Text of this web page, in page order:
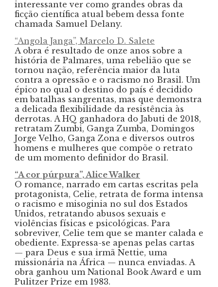
interessante ver como grandes obras da
ficção científica atual bebem dessa fonte
chamada Samuel Delany.
“Angola Janga”, Marcelo D. Salete
A obra é resultado de onze anos sobre a
história de Palmares, uma rebelião que se
tornou nação, referência maior da luta
contra a opressão e o racismo no Brasil. Um
épico no qual o destino do país é decidido
em batalhas sangrentas, mas que demonstra
a delicada flexibilidade da resistência às
derrotas. A HQ ganhadora do Jabuti de 2018,
retratam Zumbi, Ganga Zumba, Domingos
Jorge Velho, Ganga Zona e diversos outros
homens e mulheres que compõe o retrato
de um momento definidor do Brasil.
“A cor púrpura”, Alice Walker
O romance, narrado em cartas escritas pela
protagonista, Celie, retrata de forma intensa
o racismo e misoginia no sul dos Estados
Unidos, retratando abusos sexuais e
violências físicas e psicológicas. Para
sobreviver, Celie tem que se manter calada e
obediente. Expressa-se apenas pelas cartas
— para Deus e sua irmã Nettie, uma
missionária na África — nunca enviadas. A
obra ganhou um National Book Award e um
Pulitzer Prize em 1983.